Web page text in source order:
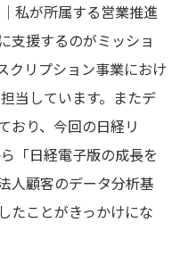
｜ 私が所属する営業推進
支援するのがミッショ
クリプション事業におけ
当しています。またデ
おり、今回の日経リ
「日経電子版の成長を
人顧客のデータ分析基
たことがきっかけにな